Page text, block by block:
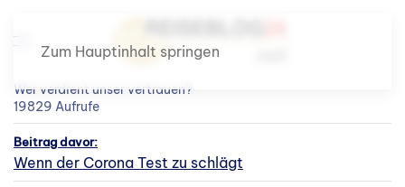
Zum Hauptinhalt springen
Wer verdient unser vertrauen?
19829 Aufrufe
Beitrag davor:
Wenn der Corona Test zu schlägt